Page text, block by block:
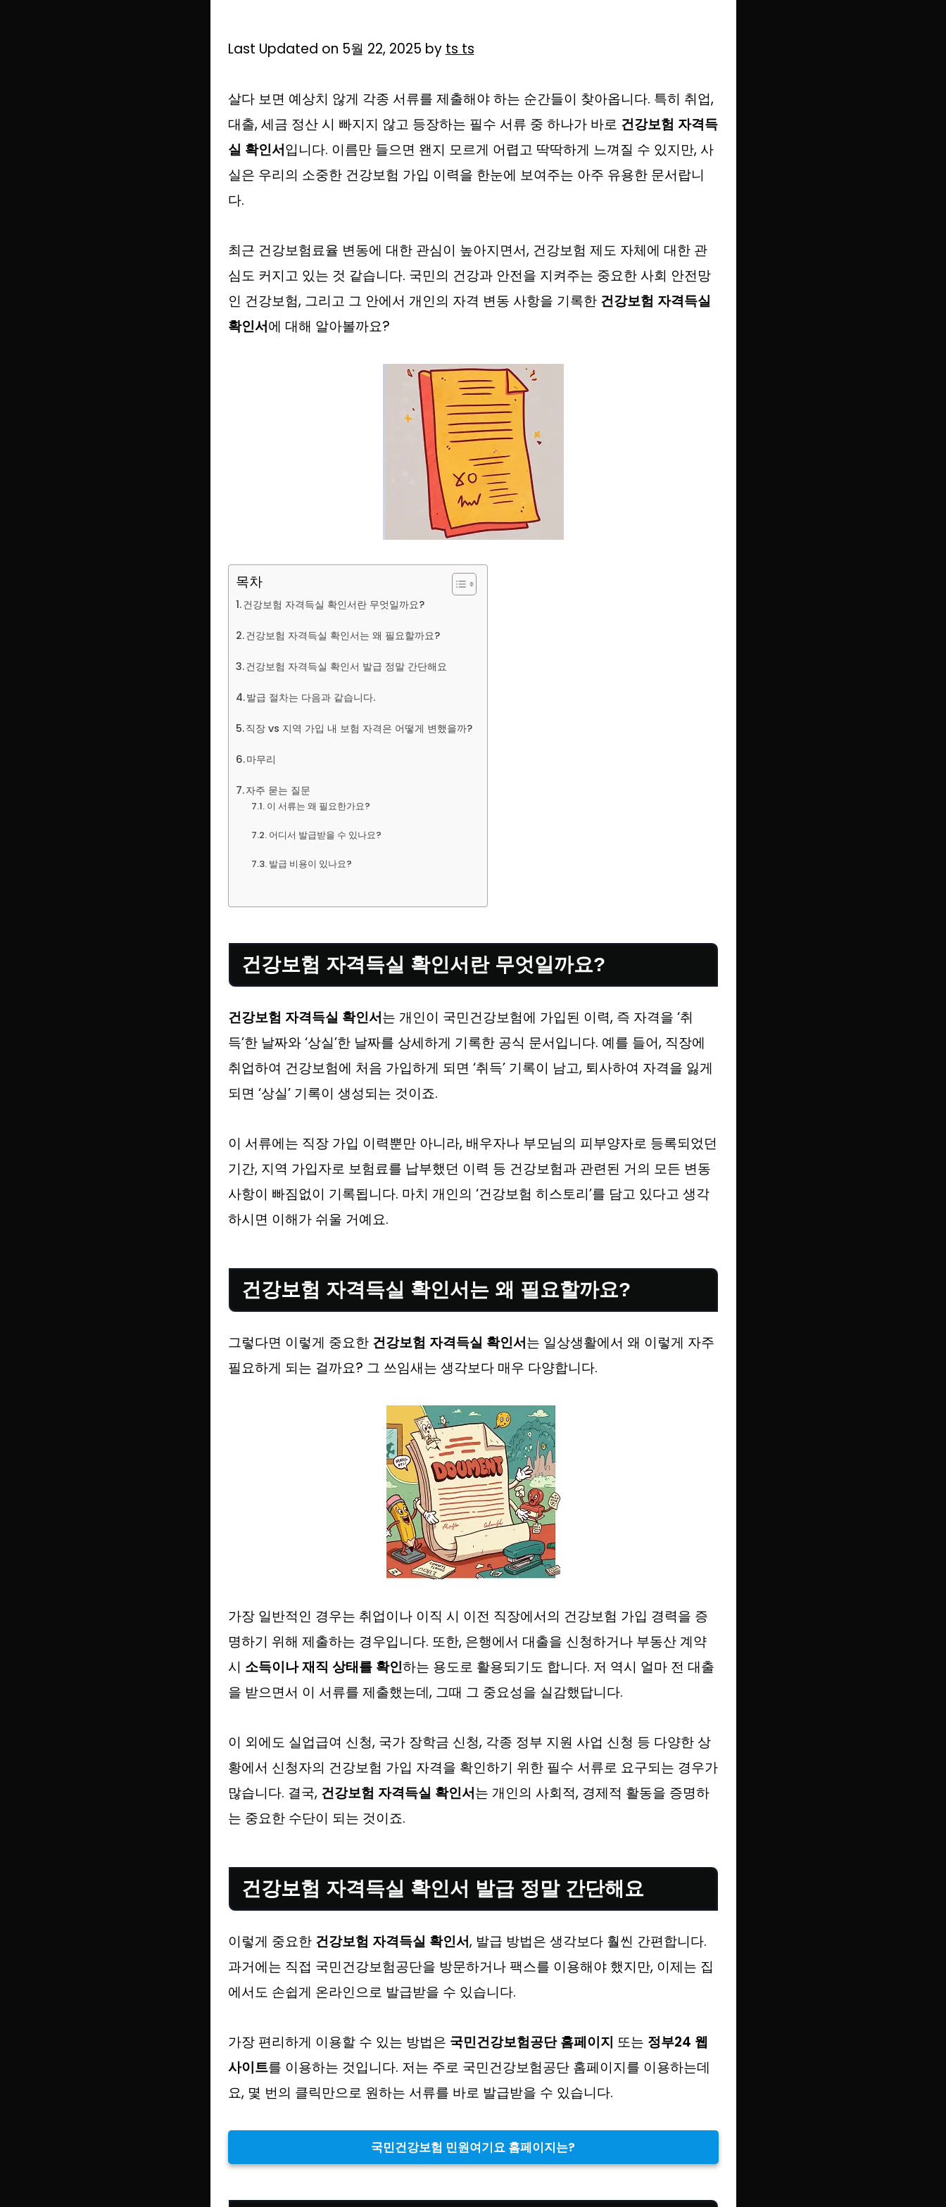
Last Updated on 5월 22, 2025 by ts ts
살다 보면 예상치 않게 각종 서류를 제출해야 하는 순간들이 찾아옵니다. 특히 취업,
대출, 세금 정산 시 빠지지 않고 등장하는 필수 서류 중 하나가 바로 건강보험 자격득
실 확인서입니다. 이름만 들으면 왠지 모르게 어렵고 딱딱하게 느껴질 수 있지만, 사
실은 우리의 소중한 건강보험 가입 이력을 한눈에 보여주는 아주 유용한 문서랍니
다.
최근 건강보험료율 변동에 대한 관심이 높아지면서, 건강보험 제도 자체에 대한 관
심도 커지고 있는 것 같습니다. 국민의 건강과 안전을 지켜주는 중요한 사회 안전망
인 건강보험, 그리고 그 안에서 개인의 자격 변동 사항을 기록한 건강보험 자격득실
확인서에 대해 알아볼까요?
목차
건강보험 자격득실 확인서란 무엇일까요?
건강보험 자격득실 확인서는 왜 필요할까요?
건강보험 자격득실 확인서 발급 정말 간단해요
발급 절차는 다음과 같습니다.
직장 vs 지역 가입 내 보험 자격은 어떻게 변했을까?
마무리
자주 묻는 질문
이 서류는 왜 필요한가요?
어디서 발급받을 수 있나요?
발급 비용이 있나요?
건강보험 자격득실 확인서란 무엇일까요?
건강보험 자격득실 확인서는 개인이 국민건강보험에 가입된 이력, 즉 자격을 ‘취
득’한 날짜와 ‘상실’한 날짜를 상세하게 기록한 공식 문서입니다. 예를 들어, 직장에
취업하여 건강보험에 처음 가입하게 되면 ‘취득’ 기록이 남고, 퇴사하여 자격을 잃게
되면 ‘상실’ 기록이 생성되는 것이죠.
이 서류에는 직장 가입 이력뿐만 아니라, 배우자나 부모님의 피부양자로 등록되었던
기간, 지역 가입자로 보험료를 납부했던 이력 등 건강보험과 관련된 거의 모든 변동
사항이 빠짐없이 기록됩니다. 마치 개인의 ‘건강보험 히스토리’를 담고 있다고 생각
하시면 이해가 쉬울 거예요.
건강보험 자격득실 확인서는 왜 필요할까요?
그렇다면 이렇게 중요한 건강보험 자격득실 확인서는 일상생활에서 왜 이렇게 자주
필요하게 되는 걸까요? 그 쓰임새는 생각보다 매우 다양합니다.
가장 일반적인 경우는 취업이나 이직 시 이전 직장에서의 건강보험 가입 경력을 증
명하기 위해 제출하는 경우입니다. 또한, 은행에서 대출을 신청하거나 부동산 계약
시 소득이나 재직 상태를 확인하는 용도로 활용되기도 합니다. 저 역시 얼마 전 대출
을 받으면서 이 서류를 제출했는데, 그때 그 중요성을 실감했답니다.
이 외에도 실업급여 신청, 국가 장학금 신청, 각종 정부 지원 사업 신청 등 다양한 상
황에서 신청자의 건강보험 가입 자격을 확인하기 위한 필수 서류로 요구되는 경우가
많습니다. 결국, 건강보험 자격득실 확인서는 개인의 사회적, 경제적 활동을 증명하
는 중요한 수단이 되는 것이죠.
건강보험 자격득실 확인서 발급 정말 간단해요
이렇게 중요한 건강보험 자격득실 확인서, 발급 방법은 생각보다 훨씬 간편합니다.
과거에는 직접 국민건강보험공단을 방문하거나 팩스를 이용해야 했지만, 이제는 집
에서도 손쉽게 온라인으로 발급받을 수 있습니다.
가장 편리하게 이용할 수 있는 방법은 국민건강보험공단 홈페이지 또는 정부24 웹
사이트를 이용하는 것입니다. 저는 주로 국민건강보험공단 홈페이지를 이용하는데
요, 몇 번의 클릭만으로 원하는 서류를 바로 발급받을 수 있습니다.
국민건강보험 민원여기요 홈페이지는?